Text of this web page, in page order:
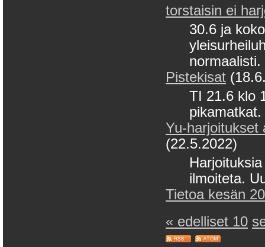
torstaisin ei
30.6 ja
normaalisti.
Pistekisat
TI 21.6 klo
Yu-harjoitukset
(22.5.2022)
ilmoiteta.
Tietoa kesän
« edelliset 10